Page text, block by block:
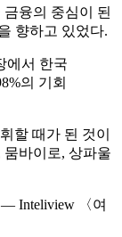
융의 중심이 된
향하고 있었다.
에서 한국
의 기회
할 때가 된 것이
바이로, 상파울
Inteliview 〈여